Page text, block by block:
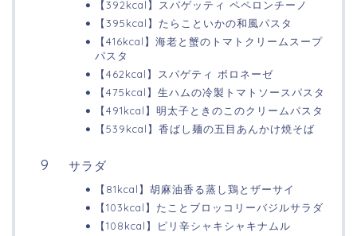
【392kcal】スパゲッティ ペペロンチーノ
【395kcal】たらこといかの和風パスタ
【416kcal】海老と蟹のトマトクリームスープ
パスタ
【462kcal】スパゲティ ボロネーゼ
【475kcal】生ハムの冷製トマトソースパスタ
【491kcal】明太子ときのこのクリームパスタ
【539kcal】香ばし麺の五目あんかけ焼そば
サラダ
【81kcal】胡麻油香る蒸し鶏とザーサイ
【103kcal】たことブロッコリーバジルサラダ
【108kcal】ピリ辛シャキシャキナムル